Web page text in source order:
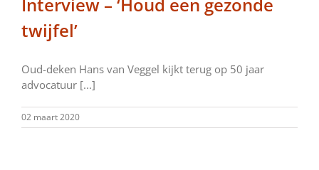
twijfel’
Oud-deken Hans van Veggel kijkt terug op 50 jaar
advocatuur [...]
02 maart 2020